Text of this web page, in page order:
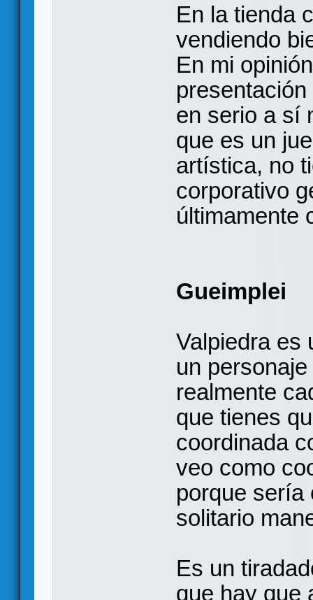
En la tienda
vendiendo
En mi
en serio a sí
que es un
artística, no
corporativo
últimamente
Gueimplei
Valpiedra es
un
realmente
que tienes
coordinada
veo como
porque sería
solitario
Es un
que hay que